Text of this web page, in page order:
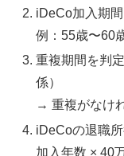
iDeCo加入期
例：55歳〜60
重複期間を判
係）
→ 重複がなけ
iDeCoの退職
加入年数 × 40